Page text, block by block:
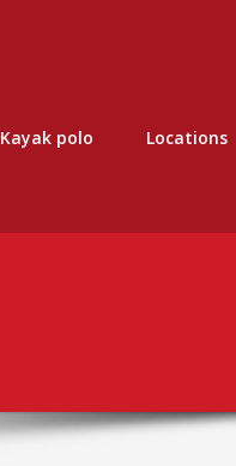
Kayak polo Locations